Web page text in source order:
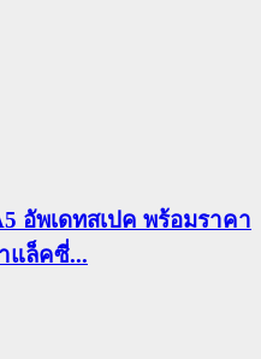
อัพเดทสเปค พร้อมราคา
แล็คซี่...